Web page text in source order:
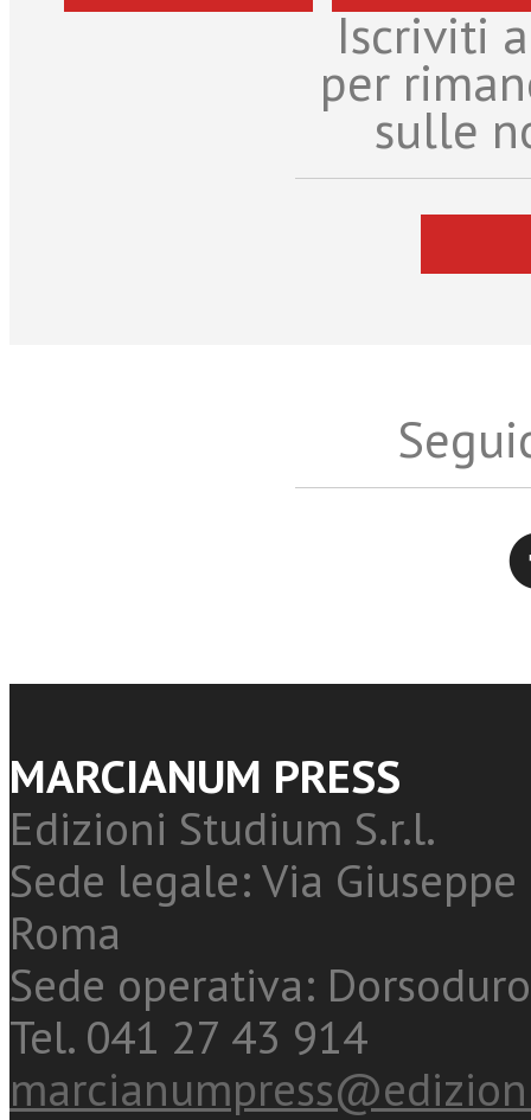
Iscriviti
per
sulle
MARCIANUM PRESS
Edizioni Studium S.r.l.
Sede legale: Via
Roma
Sede operativa:
Tel. 041 27 43 914